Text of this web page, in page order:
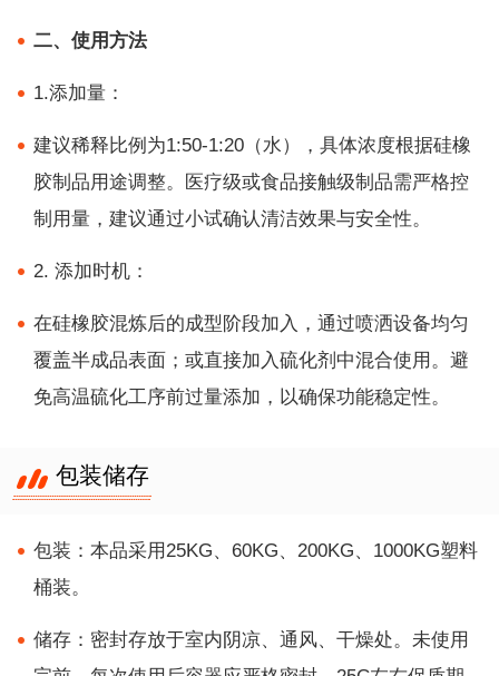
二、使用方法
1.添加量：
建议稀释比例为1:50-1:20（水），具体浓度根据硅橡
胶制品用途调整。医疗级或食品接触级制品需严格控
制用量，建议通过小试确认清洁效果与安全性。
2. 添加时机：
在硅橡胶混炼后的成型阶段加入，通过喷洒设备均匀
覆盖半成品表面；或直接加入硫化剂中混合使用。避
免高温硫化工序前过量添加，以确保功能稳定性。
包装储存
包装：本品采用25KG、60KG、200KG、1000KG塑料
桶装。
储存：密封存放于室内阴凉、通风、干燥处。未使用